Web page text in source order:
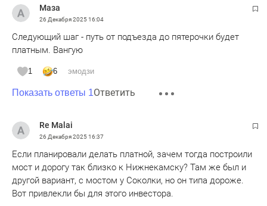
Маза
26 Декабря 202516:04
Следующий шаг - путь от подъезда до пятерочки будет
платным. Вангую
1 6 эмодзи
Показать ответы 1Ответить
Re Malai
26 Декабря 202516:37
Если планировали делать платной, зачем тогда построили
мост и дорогу так близко к Нижнекамску? Там же был и
другой вариант, с мостом у Соколки, но он типа дороже.
Вот привлекли бы для этого инвестора.